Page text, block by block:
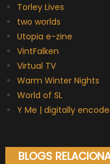
Torley Lives
two worlds
Utopia e-zine
VintFalken
Virtual TV
Warm Winter Nights
World of SL
Y Me | digitally
BLOGS